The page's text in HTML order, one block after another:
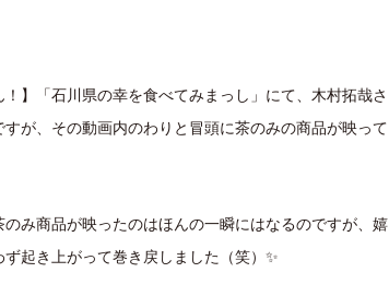
】「石川県の幸を食べてみまっし」にて、木村拓哉さ
が、その動画内のわりと冒頭に茶のみの商品が映って
み商品が映ったのはほんの一瞬にはなるのですが、嬉
起き上がって巻き戻しました（笑）✨